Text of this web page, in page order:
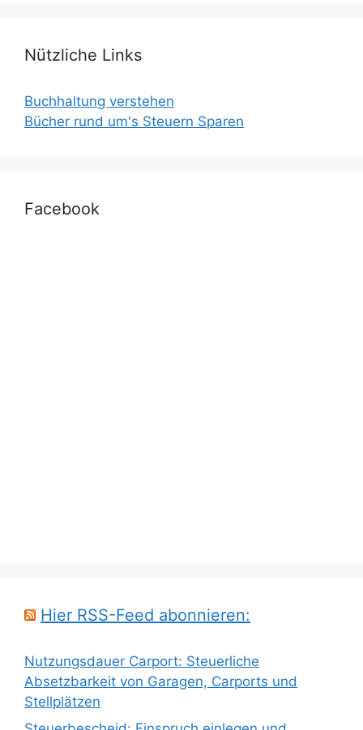
Nützliche Links
Buchhaltung verstehen
Bücher rund um's Steuern Sparen
Facebook
Hier RSS-Feed abonnieren:
Nutzungsdauer Carport: Steuerliche
Absetzbarkeit von Garagen, Carports und
Stellplätzen